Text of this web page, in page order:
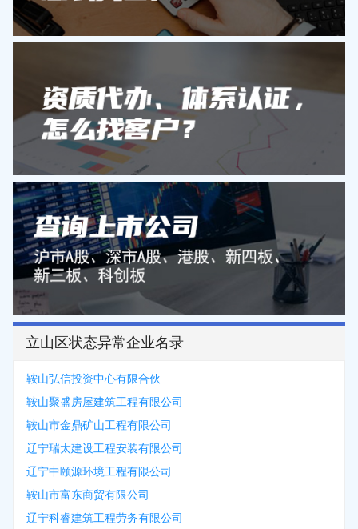
立山区状态异常企业名录
鞍山弘信投资中心有限合伙
鞍山聚盛房屋建筑工程有限公司
鞍山市金鼎矿山工程有限公司
辽宁瑞太建设工程安装有限公司
辽宁中颐源环境工程有限公司
鞍山市富东商贸有限公司
辽宁科睿建筑工程劳务有限公司